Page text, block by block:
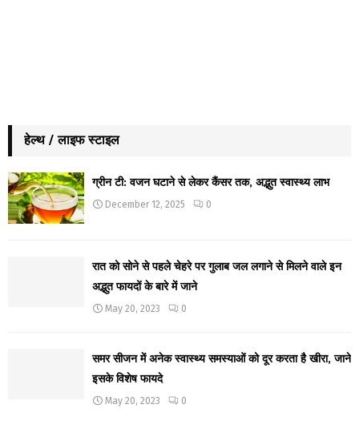
हेल्थ / लाइफ स्टाइल
ग्रीन टी: वजन घटाने से लेकर कैंसर तक, अद्भुत स्वास्थ्य लाभ
December 12, 2025 0
रात को सोने से पहले चेहरे पर गुलाब जल लगाने से मिलने वाले इन
अद्भुत फायदों के बारे में जाने
May 20, 2023 0
समर सीजन में अनेक स्वास्थ्य समस्याओं को दूर करता है खीरा, जाने
इसके विशेष फायदे
May 20, 2023 0